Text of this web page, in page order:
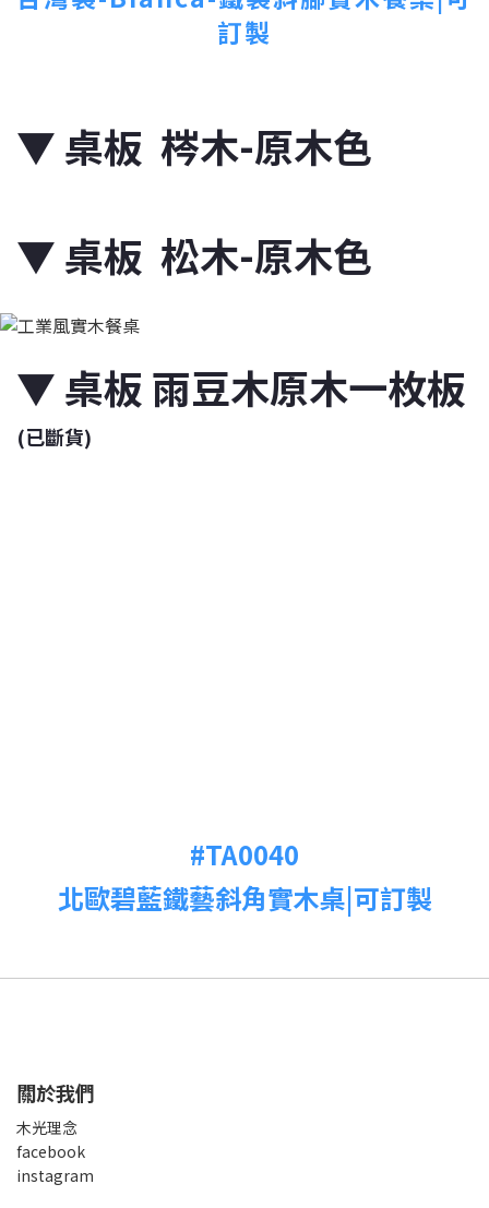
訂製
▼桌板 梣木-原木色
▼桌板 松木-原木色
▼桌板 雨豆木原木一枚板
(已斷貨)
#TA0040
北歐碧藍鐵藝斜角實木桌|可訂製
關於我們
木光理念
facebook
instagram